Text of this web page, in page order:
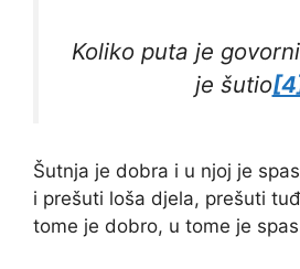
Koliko puta je
je šutio
Šutnja je dobra i u njoj je
i prešuti loša djela, prešuti
tome je dobro, u tome je